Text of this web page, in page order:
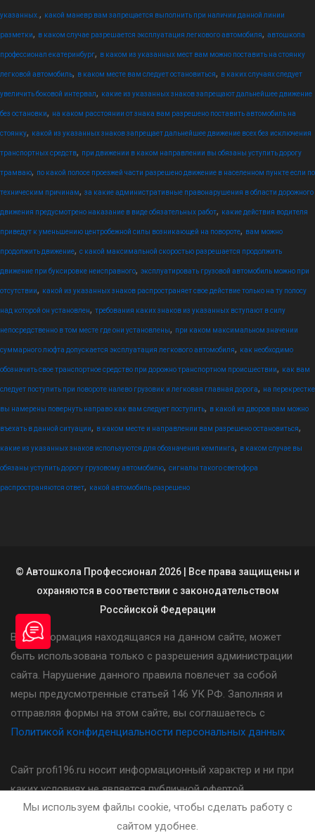
указанных. , какой маневр вам запрещается выполнить при наличии данной линии
разметки, в каком случае разрешается эксплуатация легкового автомобиля, автошкола
профессионал екатеринбург, в каком из указанных мест вам можно поставить на стоянку
легковой автомобиль, в каком месте вам следует остановиться, в каких случаях следует
увеличить боковой интервал, какие из указанных знаков запрещают дальнейшее движение
без остановки, на каком расстоянии от знака вам разрешено поставить автомобиль на
стоянку, какой из указанных знаков запрещает дальнейшее движение всех без исключения
транспортных средств, при движении в каком направлении вы обязаны уступить дорогу
трамваю, по какой полосе проезжей части разрешено движение в населенном пункте если по
техническим причинам, за какие административные правонарушения в области дорожного
движения предусмотрено наказание в виде обязательных работ, какие действия водителя
приведут к уменьшению центробежной силы возникающей на повороте, вам можно
продолжить движение, с какой максимальной скоростью разрешается продолжить
движение при буксировке неисправного, эксплуатировать грузовой автомобиль можно при
отсутствии, какой из указанных знаков распространяет свое действие только на ту полосу
над которой он установлен, требования каких знаков из указанных вступают в силу
непосредственно в том месте где они установлены, при каком максимальном значении
суммарного люфта допускается эксплуатация легкового автомобиля, как необходимо
обозначить свое транспортное средство при дорожно транспортном происшествии, как вам
следует поступить при повороте налево грузовик и легковая главная дорога, на перекрестке
вы намерены повернуть направо как вам следует поступить, в какой из дворов вам можно
въехать в данной ситуации, в каком месте и направлении вам разрешено остановиться,
какие из указанных знаков используются для обозначения кемпинга, в каком случае вы
обязаны уступить дорогу грузовому автомобилю, сигналы такого светофора
распространяются ответ, какой автомобиль разрешено
© Автошкола Профессионал 2026 | Все права защищены и
охраняются в соответствии с законодательством
Россйиской Федерации
Вся информация находящаяся на данном сайте, может
быть использована только с разрешения администрации
сайта. Нарушение данного правила повлечет за собой
меры предусмотренные статьей 146 УК РФ. Заполняя и
отправляя формы на этом сайте, вы соглашаетесь с
Политикой конфиденциальности персональных данных
Сайт profi196.ru носит информационный характер и ни при
каких условиях не является публичной офертой,
определяемой положениями статьи 437(2) Гражданского
кодекса Российской Федерации. Стоимость, порядок и
Мы используем файлы cookie, чтобы сделать работу с
сайтом удобнее.